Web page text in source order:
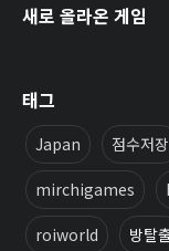
새로 올라온 게임
태그
Japan 점수저장
mirchigames
roiworld 방탈